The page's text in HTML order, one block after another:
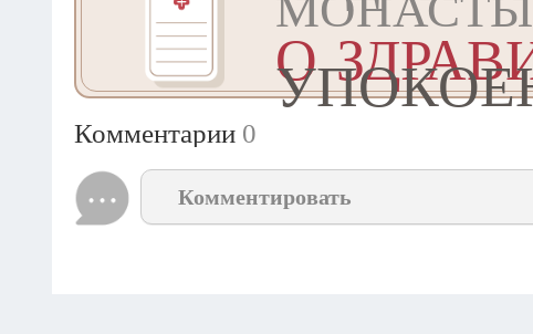
О
Комментарии 0
Комментировать